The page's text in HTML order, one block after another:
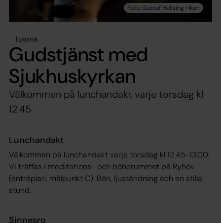
Lyssna
Gudstjänst med
Sjukhuskyrkan
Välkommen på lunchandakt varje torsdag kl
12.45.
Lunchandakt
Välkommen på lunchandakt varje torsdag kl 12.45-13.00.
Vi träffas i meditations- och bönerummet på Ryhov
(entréplan, målpunkt C). Bön, ljuständning och en stilla
stund.
Sinnesro